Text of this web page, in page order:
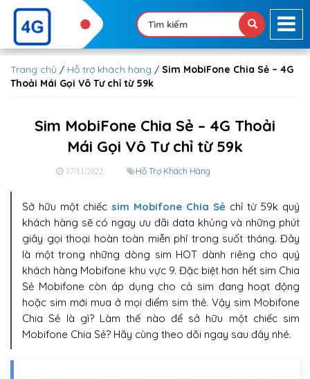
Trang chủ / Hỗ trợ khách hàng / Sim MobiFone Chia Sẻ – 4G
Thoải Mái Gọi Vô Tư chỉ từ 59k
Sim MobiFone Chia Sẻ – 4G Thoải
Mái Gọi Vô Tư chỉ từ 59k
17/11/2022 Hỗ Trợ Khách Hàng
Sở hữu một chiếc sim Mobifone Chia Sẻ chỉ từ 59k quý
khách hàng sẽ có ngay ưu đãi data khủng và những phút
giây gọi thoại hoàn toàn miễn phí trong suốt tháng. Đây
là một trong những dòng sim HOT dành riêng cho quý
khách hàng Mobifone khu vực 9. Đặc biệt hơn hết sim Chia
Sẻ Mobifone còn áp dụng cho cả sim đang hoạt động
hoặc sim mới mua ở mọi điểm sim thẻ. Vậy sim Mobifone
Chia Sẻ là gì? Làm thế nào để sở hữu một chiếc sim
Mobifone Chia Sẻ? Hãy cùng theo dõi ngay sau đây nhé.